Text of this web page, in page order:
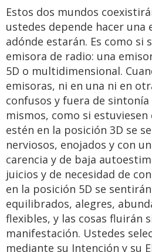
Estos dos mundos
ustedes depende hacer una
adónde estarán. Es como si
emisora de radio: una
5D o multidimensional.
emisoras, ni en una ni en
confusos y fuera de sintonía
mismos, como si estuviesen
estén en la posición 3D se
nerviosos, enojados y con
carencia y de baja
juicios y de necesidad de
en la posición 5D se
equilibrados, alegres,
flexibles, y las cosas fluirán
manifestación. Ustedes
mediante su Intención y su